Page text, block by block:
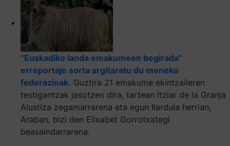
“Euskadiko landa emakumeen begirada”
erreportaje sorta argitaratu du meneko
federazioak. Guztira 21 emakume ekintzaileren
testigantzak jasotzen dira, tartean Itziar de la Granja
Alustiza zegamarrarena eta egun Ilarduia herrian,
Araban, bizi den Elixabet Gorrotxategi
beasaindarrarena.